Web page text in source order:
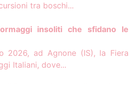
tra boschi...
insoliti che sfidano le
2026, ad Agnone (IS), la Fiera
Italiani, dove...